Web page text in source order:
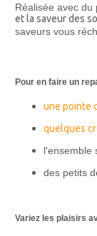
Réalisée avec du
et la saveur des
saveurs vous
Pour en faire un
une pointe
quelques
l'ensemble
des petits
Variez les plaisirs